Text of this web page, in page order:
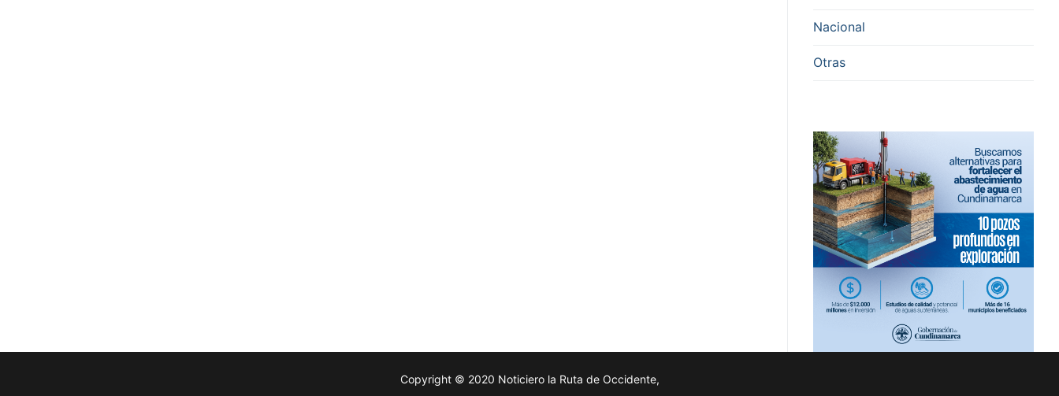
Nacional
Otras
Copyright © 2020 Noticiero la Ruta de Occidente,